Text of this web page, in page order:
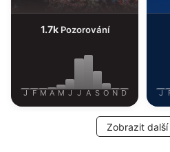
1.7kPozorování
J F M A M J J A S O N D J
Zobrazit